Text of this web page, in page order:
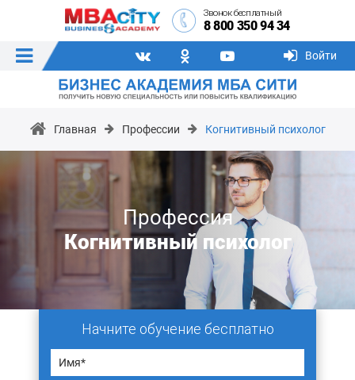
Звонок бесплатный
8 800 350 94 34
Войти
Главная Профессии Когнитивный психолог
Профессия
Когнитивный психолог
Начните обучение бесплатно